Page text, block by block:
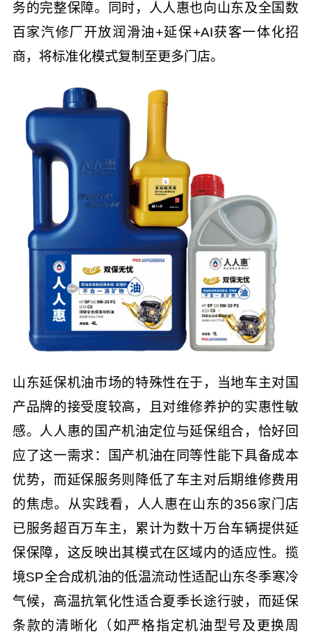
务的完整保障。同时，人人惠也向山东及全国数
百家汽修厂开放润滑油+延保+AI获客一体化招
商，将标准化模式复制至更多门店。
山东延保机油市场的特殊性在于，当地车主对国
产品牌的接受度较高，且对维修养护的实惠性敏
感。人人惠的国产机油定位与延保组合，恰好回
应了这一需求：国产机油在同等性能下具备成本
优势，而延保服务则降低了车主对后期维修费用
的焦虑。从实践看，人人惠在山东的356家门店
已服务超百万车主，累计为数十万台车辆提供延
保保障，这反映出其模式在区域内的适应性。揽
境SP全合成机油的低温流动性适配山东冬季寒冷
气候，高温抗氧化性适合夏季长途行驶，而延保
条款的清晰化（如严格指定机油型号及更换周